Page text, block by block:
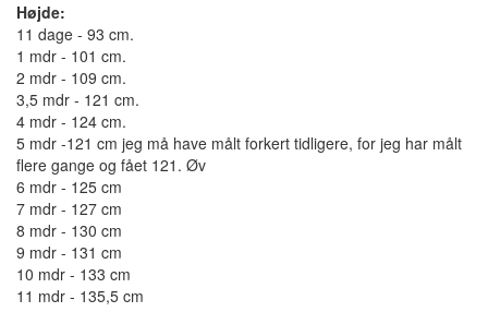
Højde:
11 dage - 93 cm.
1 mdr - 101 cm.
2 mdr - 109 cm.
3,5 mdr - 121 cm.
4 mdr - 124 cm.
5 mdr -121 cm jeg må have målt forkert tidligere, for jeg har målt
flere gange og fået 121. Øv
6 mdr - 125 cm
7 mdr - 127 cm
8 mdr - 130 cm
9 mdr - 131 cm
10 mdr - 133 cm
11 mdr - 135,5 cm